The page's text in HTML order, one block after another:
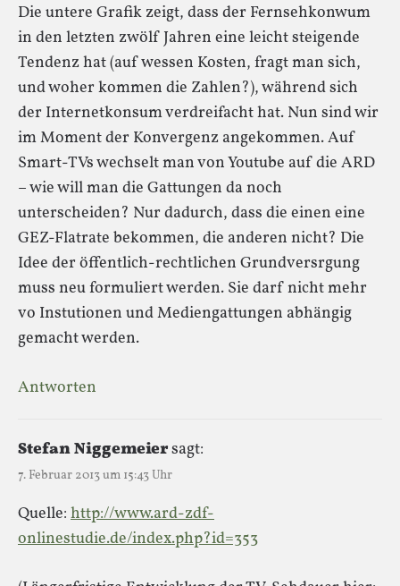
Die untere Grafik zeigt, dass der Fernsehkonwum
in den letzten zwölf Jahren eine leicht steigende
Tendenz hat (auf wessen Kosten, fragt man sich,
und woher kommen die Zahlen?), während sich
der Internetkonsum verdreifacht hat. Nun sind wir
im Moment der Konvergenz angekommen. Auf
Smart-TVs wechselt man von Youtube auf die ARD
– wie will man die Gattungen da noch
unterscheiden? Nur dadurch, dass die einen eine
GEZ-Flatrate bekommen, die anderen nicht? Die
Idee der öffentlich-rechtlichen Grundversrgung
muss neu formuliert werden. Sie darf nicht mehr
vo Instutionen und Mediengattungen abhängig
gemacht werden.
Antworten
Stefan Niggemeiersagt:
7. Februar 2013 um 15:43 Uhr
Quelle: http://www.ard-zdf-
onlinestudie.de/index.php?id=353